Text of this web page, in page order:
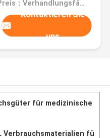
Preis：Verhandlungsfähig
Kontaktieren Sie
uns
für medizinische
Verbrauchsmaterialien fü